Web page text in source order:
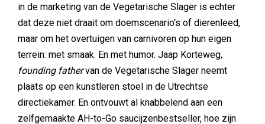
in de marketing van de Vegetarische Slager is echter
dat deze niet draait om doemscenario's of dierenleed,
maar om het overtuigen van carnivoren op hun eigen
terrein: met smaak. En met humor. Jaap Korteweg,
founding fathervan de Vegetarische Slager neemt
plaats op een kunstleren stoel in de Utrechtse
directiekamer. En ontvouwt al knabbelend aan een
zelfgemaakte AH-to-Go saucijzenbestseller, hoe zijn